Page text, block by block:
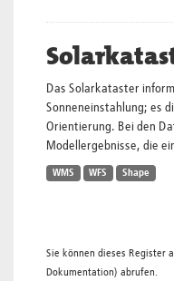
Das Solarkataster
Sonneneinstahlung; es
Orientierung. Bei den
Modellergebnisse, die
WMS WFS Shape
Sie können dieses Register
Dokumentation) abrufen.